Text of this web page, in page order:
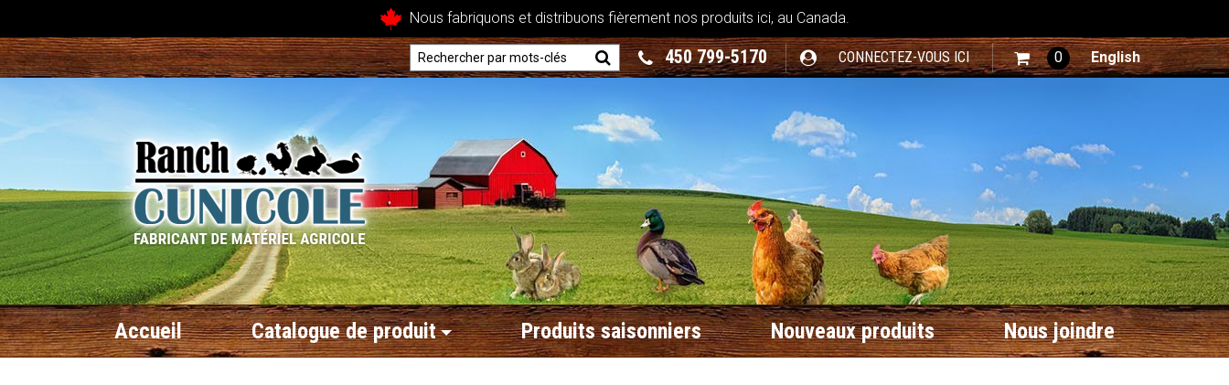
Nous fabriquons et distribuons fièrement nos produits ici, au Canada.
450 799-5170 CONNECTEZ-VOUS ICI 0 English
Accueil Catalogue de produit Produits saisonniers Nouveaux produits Nous joindre